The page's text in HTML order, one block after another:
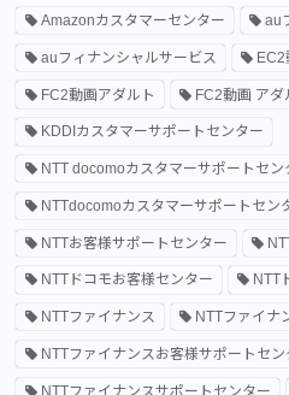
Amazonカスタマーセンター au
auフィナンシャルサービス EC2
FC2動画アダルト FC2動画 アダ
KDDIカスタマーサポートセンター
NTT docomoカスタマーサポートセン
NTTdocomoカスタマーサポートセン
NTTお客様サポートセンター
NTTドコモお客様センター NTT
NTTファイナンス NTTファイナ
NTTファイナンスお客様サポートセン
NTTファイナンスサポートセンター